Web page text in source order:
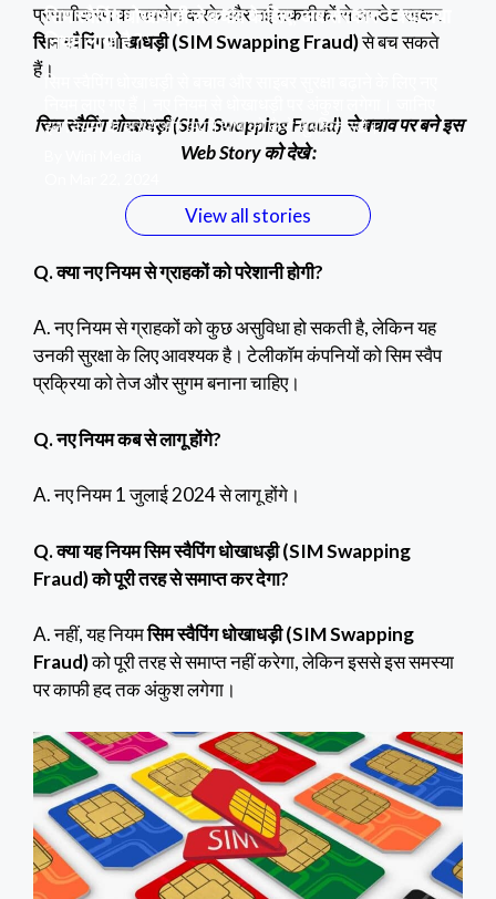
प्रमाणीकरण का उपयोग करके और नई तकनीकों से अपडेट रहकर
सिम स्वैपिंग धोखाधड़ी (SIM Swapping Fraud)से बच सकते
हैं।
सिम स्वैपिंग धोखाधड़ी (SIM Swapping Fraud) से बचाव पर बने इस
Web Story को देखे :
सिम स्वैपिंग धोखाधड़ी से बचाव के लिए, अब सरकार ने क्या नया
नियम लाया है ?
सिम स्वैपिंग धोखाधड़ी से बचाव और साइबर सुरक्षा बढ़ाने के लिए नए
इन नियमों के बारे में और अपने आप को कैसे सुरक्षित रखें।
View all stories
Q. क्या नए नियम से ग्राहकों को परेशानी होगी?
A. नए नियम से ग्राहकों को कुछ असुविधा हो सकती है, लेकिन यह
उनकी सुरक्षा के लिए आवश्यक है। टेलीकॉम कंपनियों को सिम स्वैप
प्रक्रिया को तेज और सुगम बनाना चाहिए।
Q. नए नियम कब से लागू होंगे?
A. नए नियम 1 जुलाई 2024 से लागू होंगे।
Q. क्या यह नियम सिम स्वैपिंग धोखाधड़ी (SIM Swapping
Fraud)को पूरी तरह से समाप्त कर देगा?
A. नहीं, यह नियमसिम स्वैपिंग धोखाधड़ी (SIM Swapping
Fraud)को पूरी तरह से समाप्त नहीं करेगा, लेकिन इससे इस समस्या
पर काफी हद तक अंकुश लगेगा।